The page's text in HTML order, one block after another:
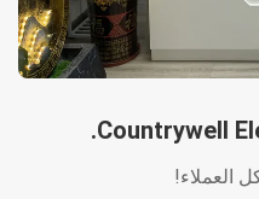
Countrywell
العملاء!